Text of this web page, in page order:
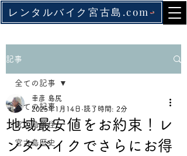
レンタルバイク宮古島.com
記事
全ての記事
宮古島移住
宮古島歴史
全ての記事
地域最安値をお約束！レ
ンタバイクでさらにお得
幸彦 島尻
2025年1月14日 読了時間: 2分